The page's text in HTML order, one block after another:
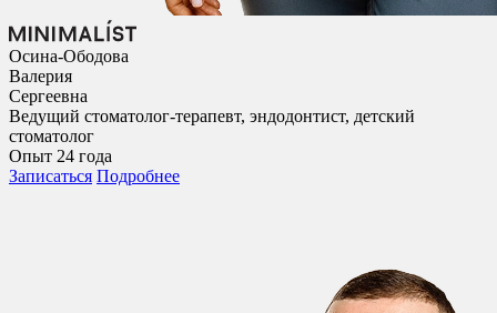
Осина-Ободова
Валерия
Сергеевна
Ведущий стоматолог-терапевт, эндодонтист, детский
стоматолог
Опыт 24 года
Записаться Подробнее